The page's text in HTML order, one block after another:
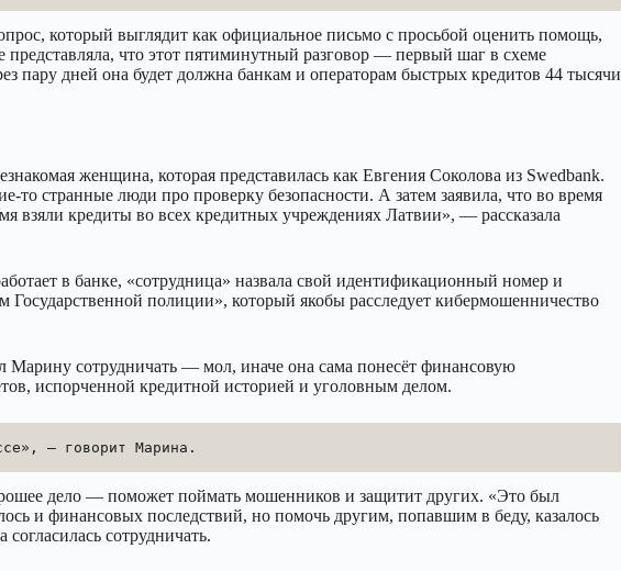
который выглядит как официальное письмо с просьбой оценить помощь,
что этот пятиминутный разговор — первый шаг в схеме
пару дней она будет должна банкам и операторам быстрых кредитов 44 тысячи
женщина, которая представилась как Евгения Соколова из Swedbank.
то странные люди про проверку безопасности. А затем заявила, что во время
взяли кредиты во всех кредитных учреждениях Латвии», — рассказала
в банке, «сотрудница» назвала свой идентификационный номер и
Государственной полиции», который якобы расследует кибермошенничество
Марину сотрудничать — мол, иначе она сама понесёт финансовую
испорченной кредитной историей и уголовным делом.
— говорит Марина.
дело — поможет поймать мошенников и защитит других. «Это был
и финансовых последствий, но помочь другим, попавшим в беду, казалось
сотрудничать.